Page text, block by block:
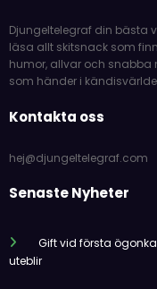
Djungeltelegraf din bästa
läsa allt skitsnack som
humor, allvar och snabba
som händer i
Kontakta oss
hej@djungeltelegraf.com
Senaste Nyheter
Gift vid första
uteblir